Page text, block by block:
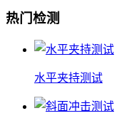
热门检测
水平夹持测试